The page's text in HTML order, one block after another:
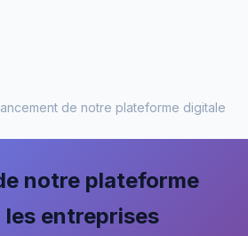
de notre plateforme digitale
notre plateforme
entreprises